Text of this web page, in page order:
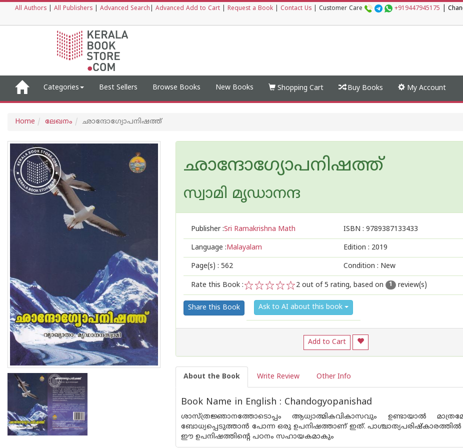
All Authors All Publishers Advanced Search Advanced Add to Cart Request a Book Contact Us Customer Care +919447945175
Categories Best Sellers Browse Books New Books Shopping Cart Buy Books My Account
Home ലേഖനം ഛാന്ദോഗ്യോപനിഷത്ത്
ഛാന്ദോഗ്യോപനിഷത്ത്
സ്വാമി മൃഡാനന്ദ
Publisher :Sri Ramakrishna Math ISBN : 9789387133433
Language :Malayalam Edition : 2019
Page(s) : 562 Condition : New
Rate this Book :
5
4
3
2
1
2 out of 5 rating, based on 1 review(s)
Share this Book Ask to AI about this book
Add to Cart
About the Book Write Review Other Info
Book Name in English : Chandogyopanishad
ശാസ്ത്രജ്ഞാനത്തോടൊപ്പം ആധ്യാത്മികവികാസവും ഉണ്ടായാല്‍
ബോധ്യപ്പെടുത്താന്‍ പോന്ന ഒരു ഉപനിഷത്താണ് ഇത്. പാശ്ചാത്യപരിഷ്‌കാരത്തില്‍
ഈ ഉപനിഷത്തിന്റെ പഠനം സഹായകമാകും